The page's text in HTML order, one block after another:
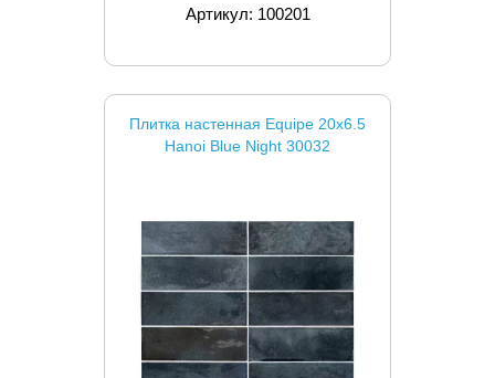
Артикул: 100201
Плитка настенная Equipe 20x6.5
Hanoi Blue Night 30032